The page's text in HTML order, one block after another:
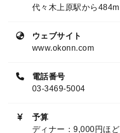
代々木上原駅から484m
ウェブサイト
www.okonn.com
電話番号
03-3469-5004
予算
ディナー：9,000円ほど